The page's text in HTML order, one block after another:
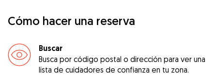
Cómo hacer una reserva
Buscar
Busca por código postal o dirección para ver una
lista de cuidadores de confianza en tu zona.